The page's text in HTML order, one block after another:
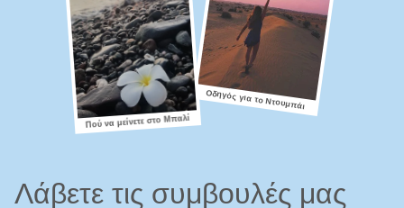
Πού να μείνετε στο Μπαλί
Οδηγός για το Ντουμπάι
Λάβετε τις συμβουλές μας